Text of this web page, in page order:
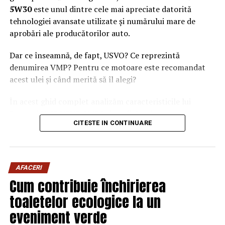
5W30este unul dintre cele mai apreciate datorită
tehnologiei avansate utilizate și numărului mare de
aprobări ale producătorilor auto.
Dar ce înseamnă, de fapt, USVO? Ce reprezintă
denumirea VMP? Pentru ce motoare este recomandat
acest ulei și când merită să îl alegi?
Ravenol VMP USVO 5W30 și explicăm de ce este
considerat unul dintre cele mai performante uleiuri de
Ravenol este un producător german de lubrifianți
fondat în anul 1946 și recunoscut la nivel internațional
pentru dezvoltarea deuleiuri de motor premium
Compania investește constant în cercetare și
CITESTE IN CONTINUARE
AFACERI
Cum contribuie închirierea
toaletelor ecologice la un
eveniment verde